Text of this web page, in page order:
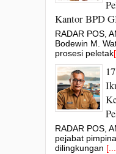
Kantor BPD
RADAR POS,
Bodewin M.
prosesi peletak
RADAR POS,
pejabat
dilingkungan